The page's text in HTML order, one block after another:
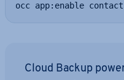
occ app:enable
Cloud Backup